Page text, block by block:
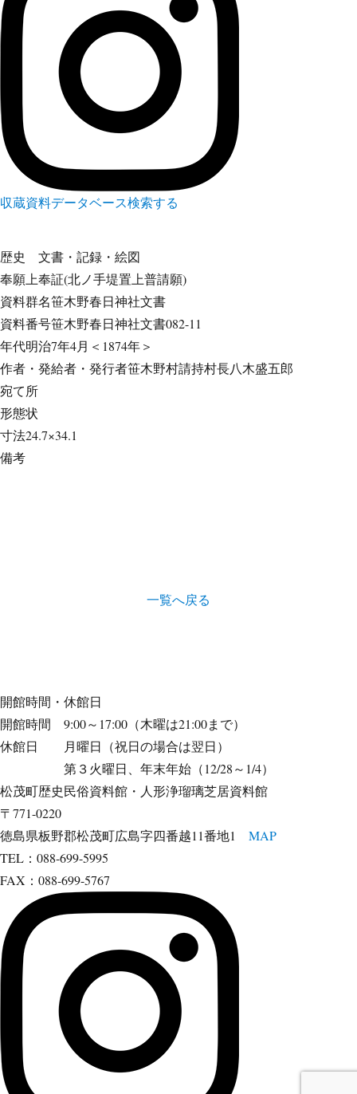
収蔵資料データベース検索する
歴史 文書・記録・絵図
奉願上奉証(北ノ手堤置上普請願)
資料群名笹木野春日神社文書
資料番号笹木野春日神社文書082-11
年代明治7年4月＜1874年＞
作者・発給者・発行者笹木野村請持村長八木盛五郎
宛て所
形態状
寸法24.7×34.1
備考
一覧へ戻る
開館時間・休館日
開館時間 9:00～17:00（木曜は21:00まで）
休館日 月曜日（祝日の場合は翌日）
第３火曜日、年末年始（12/28～1/4）
松茂町歴史民俗資料館・人形浄瑠璃芝居資料館
〒771-0220
徳島県板野郡松茂町広島字四番越11番地1 MAP
TEL：088-699-5995
FAX：088-699-5767